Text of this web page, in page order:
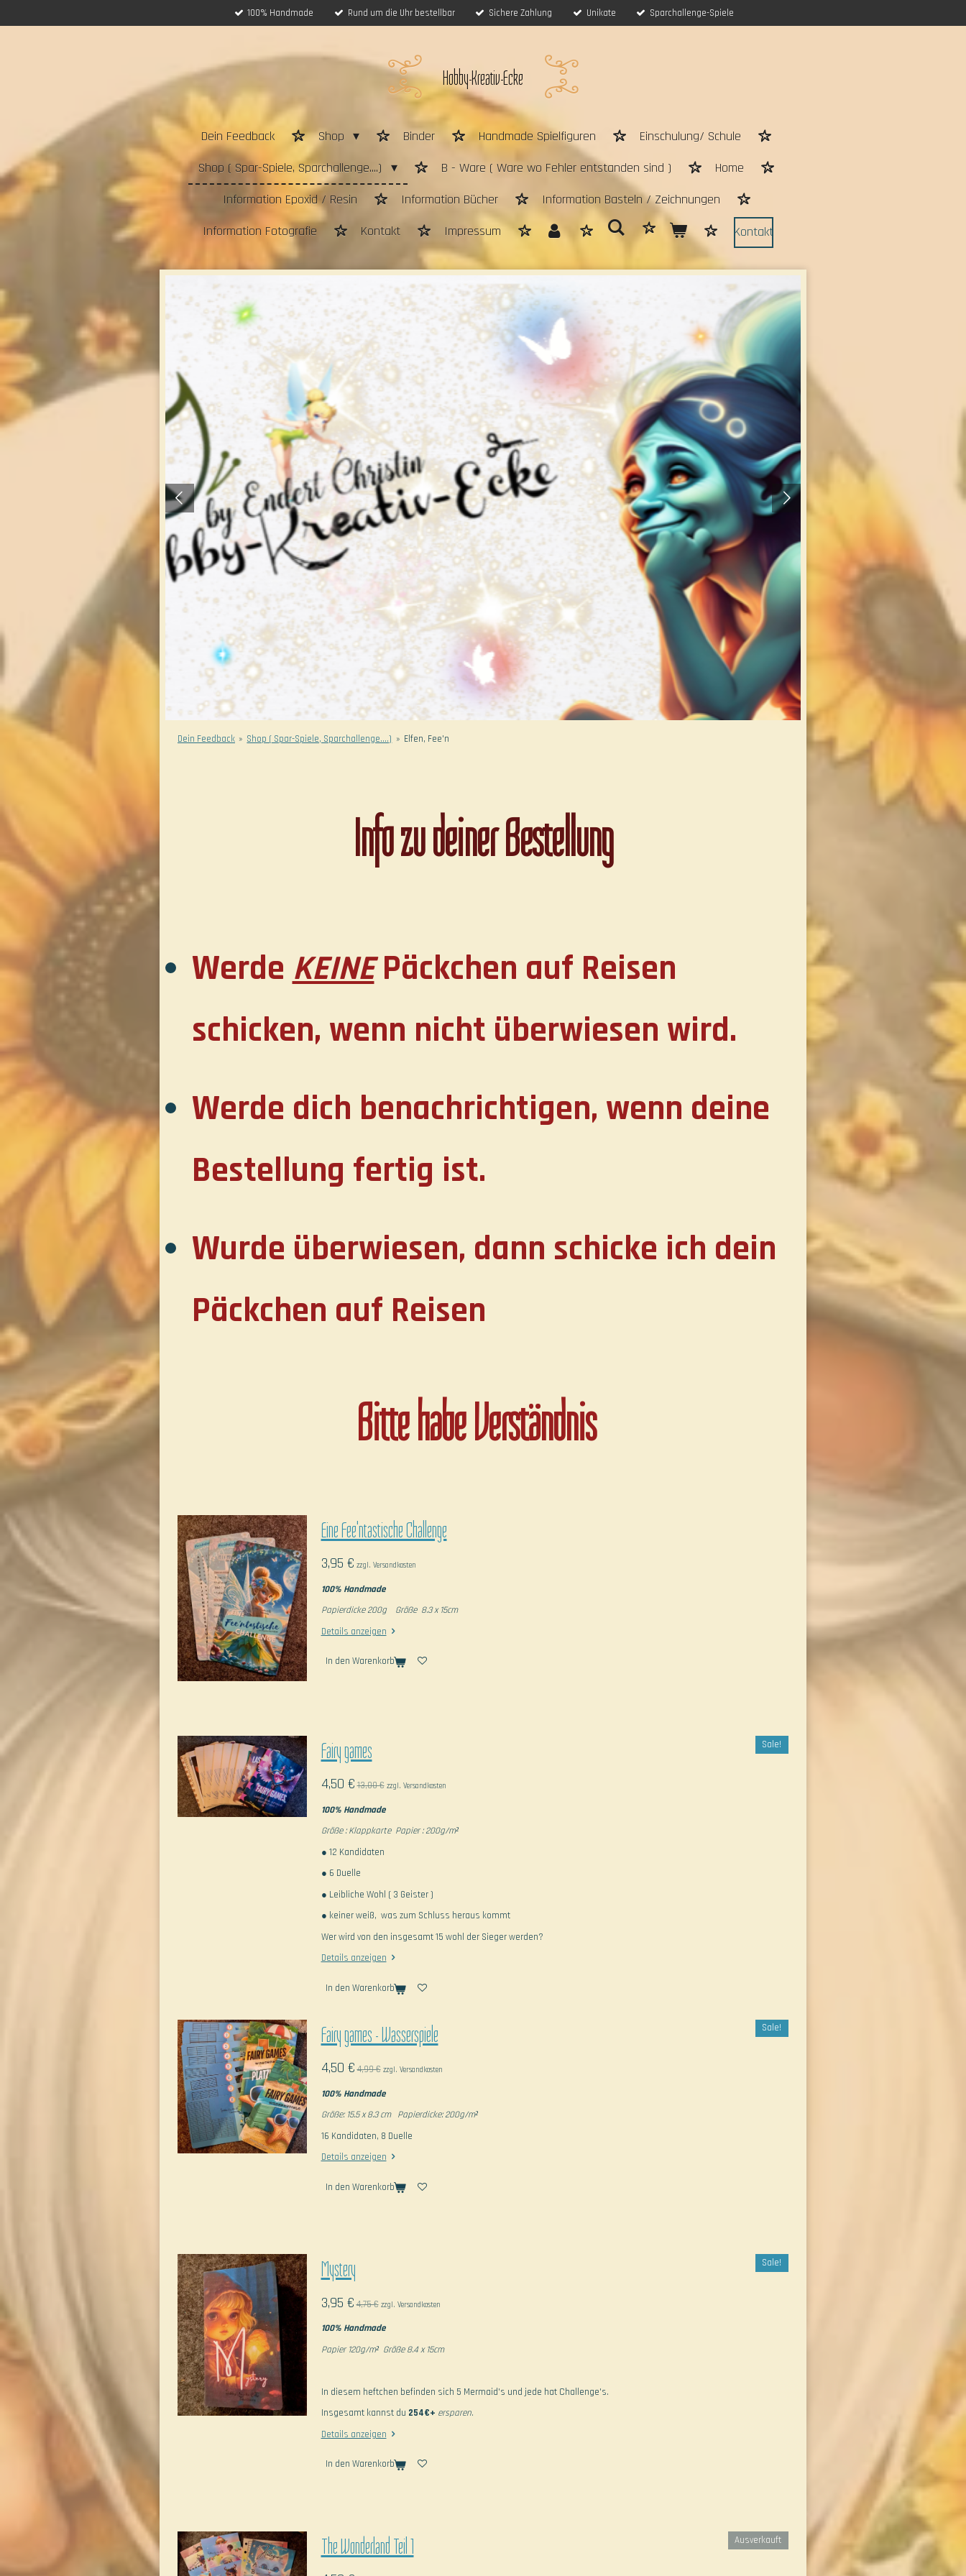
100% Handmade Rund um die Uhr bestellbar Sichere Zahlung Unikate Sparchallenge-Spiele
Hobby-Kreativ-Ecke
Dein Feedback Shop Binder Handmade Spielfiguren
Einschulung/ Schule
Shop ( Spar-Spiele, Sparchallenge....)
B - Ware ( Ware wo Fehler entstanden sind )
Home
Information Epoxid / Resin
Information Bücher
Information Basteln / Zeichnungen
Information Fotografie
Kontakt Impressum Kontakt
Dein Feedback » Shop ( Spar-Spiele, Sparchallenge....) » Elfen, Fee'n
Info zu deiner Bestellung
WerdeKEINEPäckchen auf Reisen
schicken, wenn nicht überwiesen wird.
Werde dich benachrichtigen, wenn deine
Bestellung fertig ist.
Wurde überwiesen, dann schicke ich dein
Päckchen auf Reisen
Bitte habe Verständnis
Eine Fee'ntastische Challenge
3,95 € zzgl. Versandkosten
100% Handmade
Papierdicke 200g Größe 8.3 x 15cm
Details anzeigen
In den Warenkorb
Sale!
Fairy games
4,50 € 13,00 € zzgl. Versandkosten
100% Handmade
Größe : Klappkarte Papier : 200g/m²
● 12 Kandidaten
● 6 Duelle
● Leibliche Wohl ( 3 Geister )
● keiner weiß, was zum Schluss heraus kommt
Wer wird von den insgesamt 15 wohl der Sieger werden?
Details anzeigen
In den Warenkorb
Sale!
Fairy games - Wasserspiele
4,50 € 4,99 € zzgl. Versandkosten
100% Handmade
Größe: 15.5 x 8.3 cm Papierdicke: 200g/m²
16 Kandidaten, 8 Duelle
Details anzeigen
In den Warenkorb
Sale!
Mystery
3,95 € 4,75 € zzgl. Versandkosten
100% Handmade
Papier 120g/m² Größe 8.4 x 15cm
In diesem heftchen befinden sich 5 Mermaid's und jede hat Challenge's.
Insgesamt kannst du 254€+ ersparen.
Details anzeigen
In den Warenkorb
Ausverkauft
The Wonderland Teil 1